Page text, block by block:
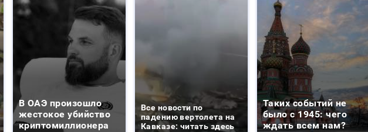
В ОАЭ произошло
жестокое убийство
криптомиллионера
Все новости по
падению вертолета на
Кавказе: читать здесь
Таких событий не
было с 1945: чего
ждать всем нам?